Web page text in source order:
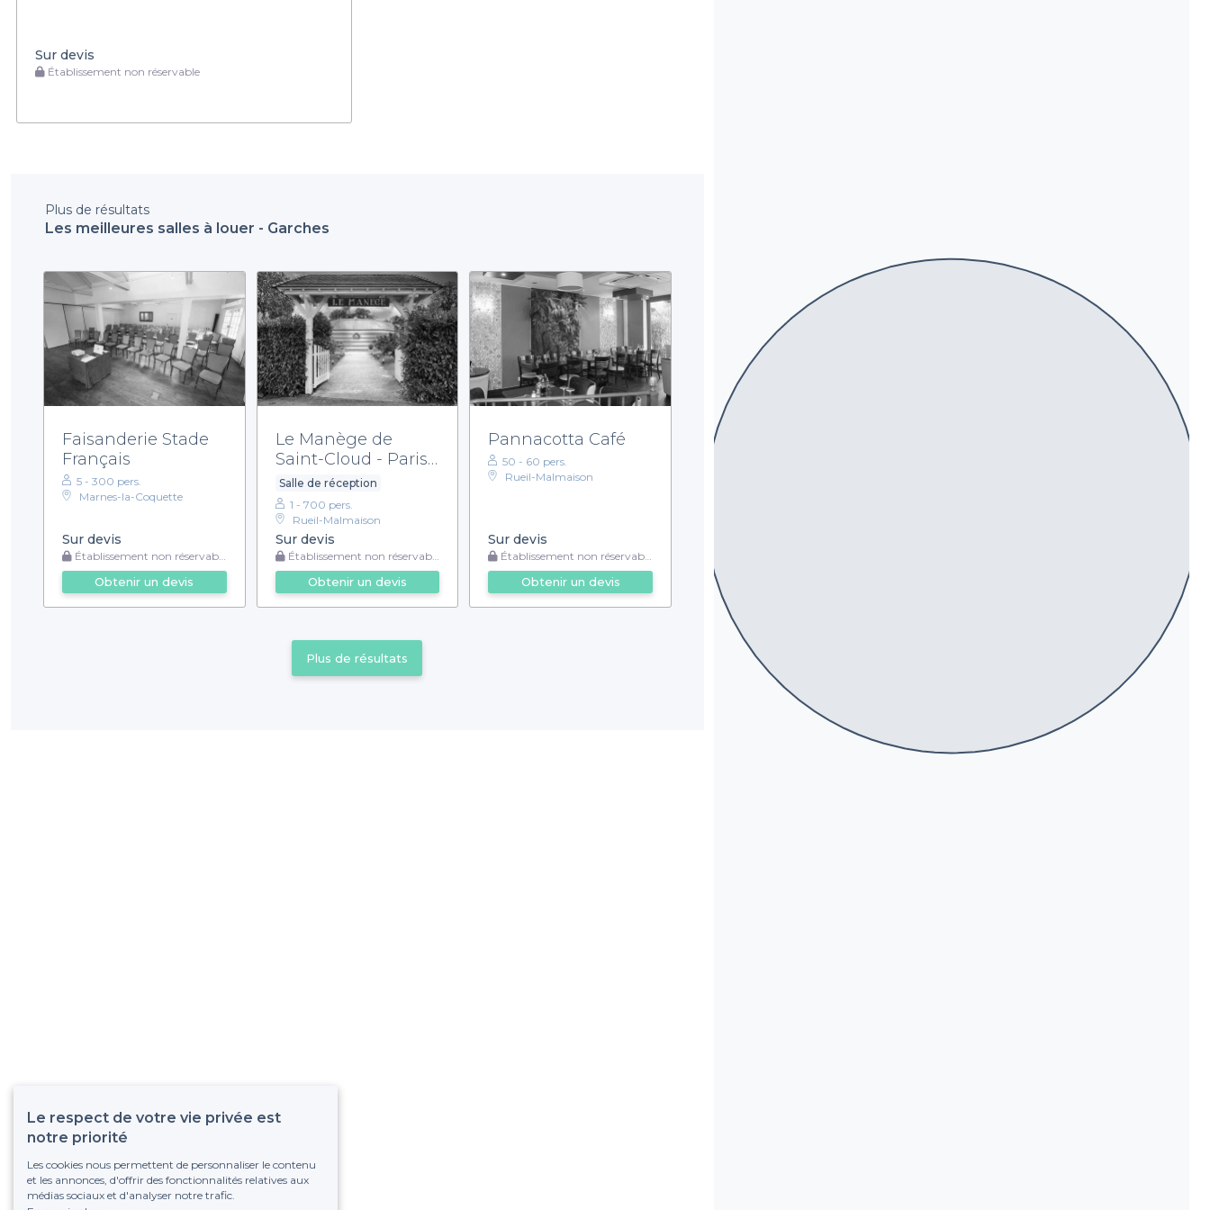
Sur devis
Établissement non réservable
Plus de résultats
Les meilleures salles à louer - Garches
Faisanderie Stade
Français
5 - 300 pers.
Marnes-la-Coquette
Sur devis
Établissement non réservable
Obtenir un devis
Le Manège de
Saint-Cloud - Paris
Country Club
Meetings & Events
Salle de réception
1 - 700 pers.
Rueil-Malmaison
Sur devis
Établissement non réservable
Obtenir un devis
Pannacotta Café
50 - 60 pers.
Rueil-Malmaison
Sur devis
Établissement non réservable
Obtenir un devis
Plus de résultats
Le respect de votre vie privée est
notre priorité
Les cookies nous permettent de personnaliser le contenu
et les annonces, d'offrir des fonctionnalités relatives aux
médias sociaux et d'analyser notre trafic.